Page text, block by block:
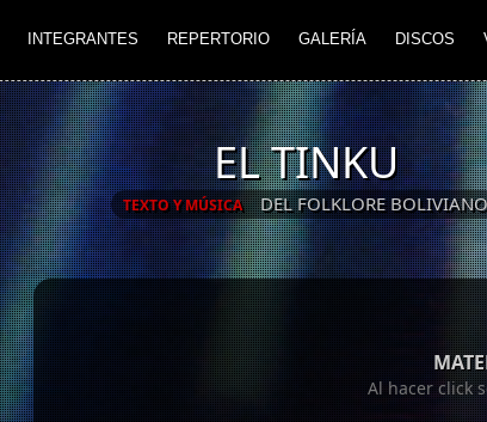
INTEGRANTES REPERTORIO GALERÍA DISCOS
EL TINKU
TEXTO Y MÚSICA DEL FOLKLORE BOLIVIANO
Al hacer click